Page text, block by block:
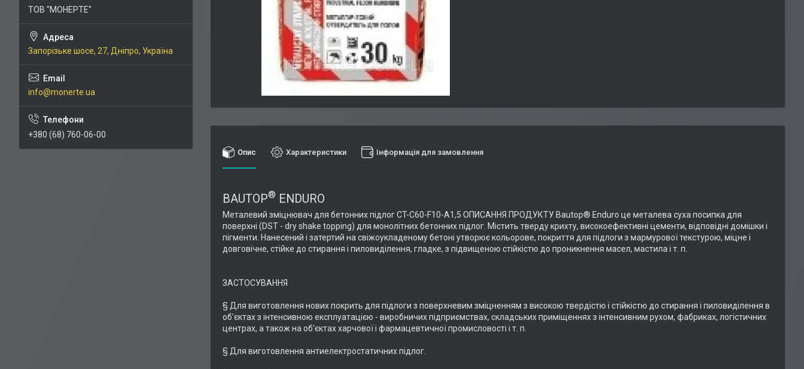
Опис Характеристики Інформація для замовлення
BAUTOP® ENDURO
Металевий зміцнювач для бетонних підлог CT-C60-F10-A1,5 ОПИСАННЯ ПРОДУКТУ Bautop® Enduro це металева суха посипка для
поверхні (DST - dry shake topping) для монолітних бетонних підлог. Містить тверду крихту, високоефективні цементи, відповідні домішки і
пігменти. Нанесений і затертий на свіжоукладеному бетоні утворює кольорове, покриття для підлоги з мармурової текстурою, міцне і
довговічне, стійке до стирання і пиловиділення, гладке, з підвищеною стійкістю до проникнення масел, мастила і т. п.
ЗАСТОСУВАННЯ
§ Для виготовлення нових покрить для підлоги з поверхневим зміцненням з високою твердістю і стійкістю до стирання і пиловиділення в
об'єктах з інтенсивною експлуатацією - виробничих підприємствах, складських приміщеннях з інтенсивним рухом, фабриках, логістичних
центрах, а також на об'єктах харчової і фармацевтичної промисловості і т. п.
§ Для виготовлення антиелектростатичних підлог.
ТОВ "МОНЕРТЕ"
Запорізьке шосе, 27, Дніпро, Україна
info@monerte.ua
+380 (68) 760-06-00